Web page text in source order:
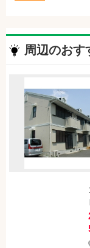
周辺のおす